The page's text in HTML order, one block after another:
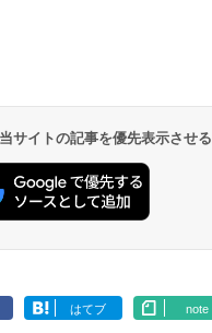
サイトの記事を優先表示させる
はてブ note